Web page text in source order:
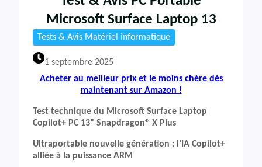
Microsoft Surface Laptop 13
Tests & Avis Matériel informatique
1 septembre 2025
Acheter au meilleur prix et le moins chère dès
maintenant sur Amazon !
Test technique du Microsoft Surface Laptop
Copilot+ PC 13” Snapdragon® X Plus
Ultraportable nouvelle génération : l’IA Copilot+
alliée à la puissance ARM